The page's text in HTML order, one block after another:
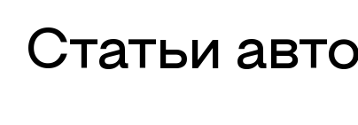
Статьи